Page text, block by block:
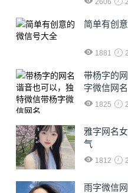
2606
简单有创
1881
带杨字的
字微信网名
1825
雅字网名
气
1812
雨字微信